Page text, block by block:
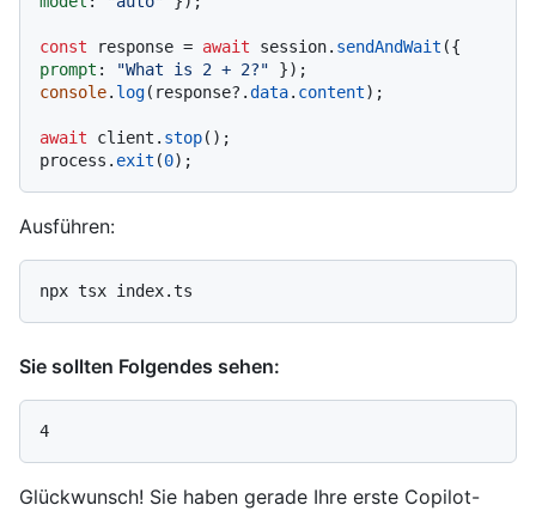
const response = await session. sendAndWait
prompt : "What is 2 + 2?"
console. log(response?.data. content);
await client. stop();
process. exit (0
Ausführen:
Sie sollten Folgendes sehen:
Glückwunsch! Sie haben gerade Ihre erste Copilot-